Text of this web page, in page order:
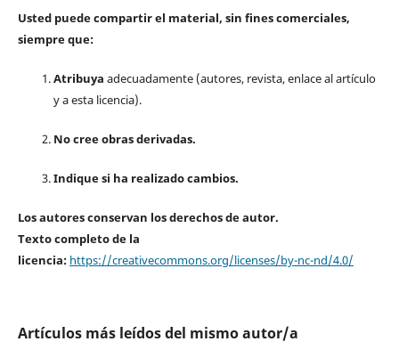
Usted puede compartir el material, sin fines comerciales,
siempre que:
Atribuya adecuadamente (autores, revista, enlace al artículo
y a esta licencia).
No cree obras derivadas.
Indique si ha realizado cambios.
Los autores conservan los derechos de autor.
Texto completo de la
licencia: https://creativecommons.org/licenses/by-nc-nd/4.0/
Artículos más leídos del mismo autor/a